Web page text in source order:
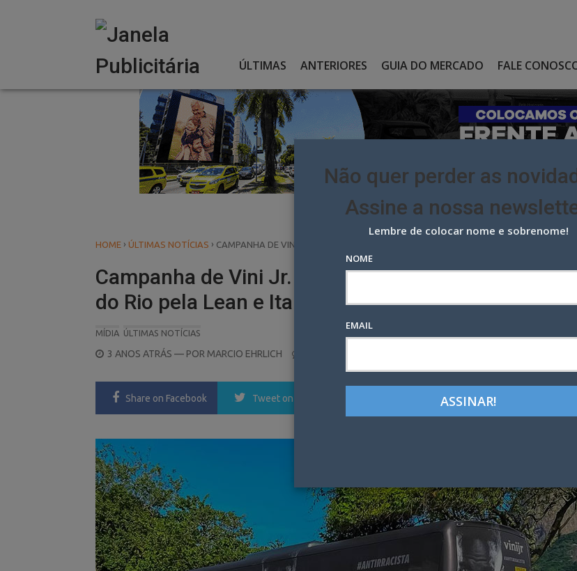
ÚLTIMAS ANTERIORES GUIA DO MERCADO FALE
HOME › ÚLTIMAS NOTÍCIAS › CAMPANHA DE VINI JR. CONTRA O RACISMO CHEGA ÀS RUAS DO RIO PELA LEAN E
Campanha de Vini Jr. contra o racismo chega às
do Rio pela Lean e Itabus
MÍDIA ÚLTIMAS NOTÍCIAS
POSTED
3 ANOS ATRÁS — POR MARCIO EHRLICH
Share on Facebook Tweet on Twitter LinkedIn Pinterest
Não quer perder as
Assine a nossa
Lembre de colocar nome e sobrenome!
NOME
EMAIL